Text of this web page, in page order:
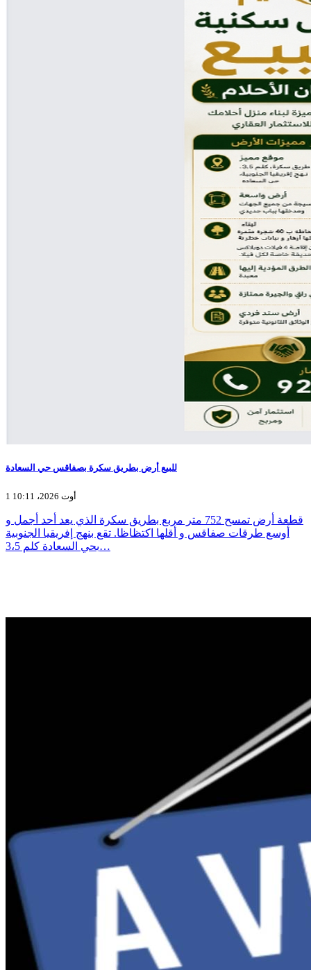
للبيع أرض بطريق سكرة بصفاقس حي السعادة
1 أوت 2026، 10:11
قطعة أرض تمسح 752 متر مربع بطريق سكرة الذي يعد أحد أجمل و
أوسع طرقات صفاقس و أقلها اكتظاظا. تقع بنهج إفريقيا الجنوبية
بحي السعادة كلم 3،5…